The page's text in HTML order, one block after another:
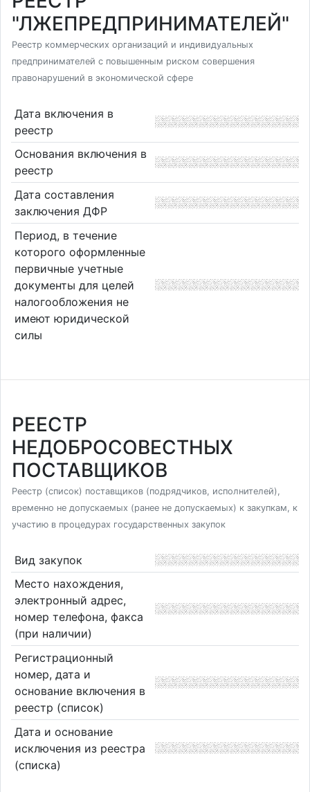
"ЛЖЕПРЕДПРИНИМАТЕЛЕЙ"
Реестр коммерческих организаций и индивидуальных
предпринимателей с повышенным риском совершения
правонарушений в экономической сфере
Дата включения в
реестр
Основания включения в
реестр
Дата составления
заключения ДФР
Период, в течение
которого оформленные
первичные учетные
документы для целей
налогообложения не
имеют юридической
силы
РЕЕСТР
НЕДОБРОСОВЕСТНЫХ
ПОСТАВЩИКОВ
Реестр (список) поставщиков (подрядчиков, исполнителей),
временно не допускаемых (ранее не допускаемых) к закупкам, к
участию в процедурах государственных закупок
Вид закупок
Место нахождения,
электронный адрес,
номер телефона, факса
(при наличии)
Регистрационный
номер, дата и
основание включения в
реестр (список)
Дата и основание
исключения из реестра
(списка)